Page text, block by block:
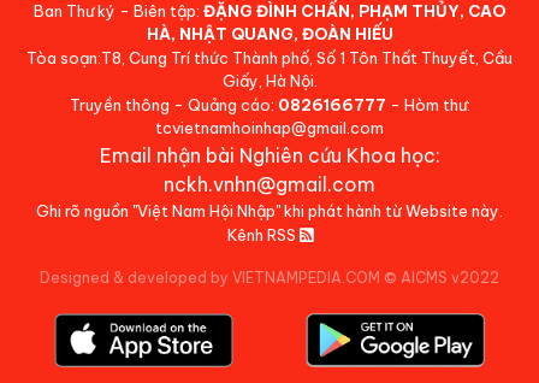
Ban Thư ký - Biên tập: ĐẶNG ĐÌNH CHẤN, PHẠM THỦY, CAO
HÀ, NHẬT QUANG, ĐOÀN HIẾU
Tòa soạn:T8, Cung Trí thức Thành phố, Số 1 Tôn Thất Thuyết, Cầu
Giấy, Hà Nội.
Truyền thông - Quảng cáo: 0826166777 - Hòm thư:
tcvietnamhoinhap@gmail.com
Email nhận bài Nghiên cứu Khoa học:
nckh.vnhn@gmail.com
Ghi rõ nguồn "Việt Nam Hội Nhập" khi phát hành từ Website này.
Kênh RSS
Designed & developed by VIETNAMPEDIA.COM © AICMS v2022